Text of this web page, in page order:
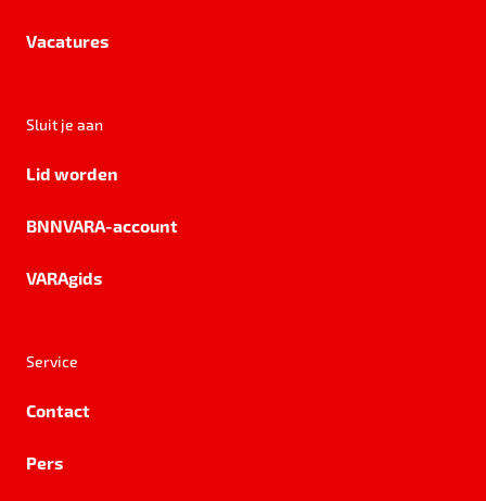
Vacatures
Sluit je aan
Lid worden
BNNVARA-account
VARAgids
Service
Contact
Pers